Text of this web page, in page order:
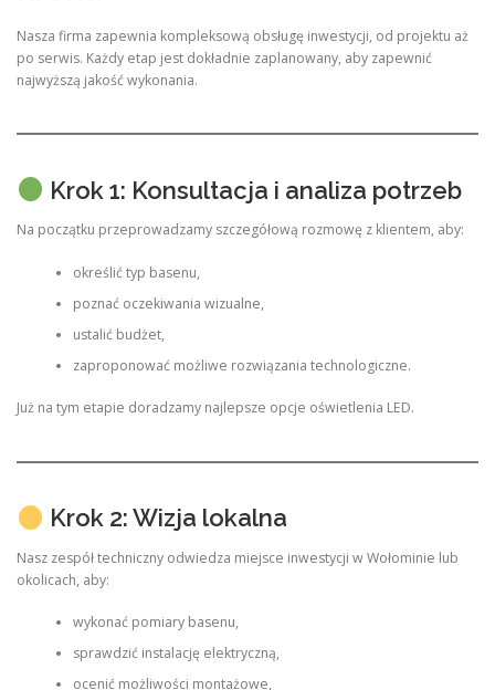
Nasza firma zapewnia kompleksową obsługę inwestycji, od projektu aż
po serwis. Każdy etap jest dokładnie zaplanowany, aby zapewnić
najwyższą jakość wykonania.
Krok 1: Konsultacja i analiza potrzeb
Na początku przeprowadzamy szczegółową rozmowę z klientem, aby:
określić typ basenu,
poznać oczekiwania wizualne,
ustalić budżet,
zaproponować możliwe rozwiązania technologiczne.
Już na tym etapie doradzamy najlepsze opcje oświetlenia LED.
Krok 2: Wizja lokalna
Nasz zespół techniczny odwiedza miejsce inwestycji w Wołominie lub
okolicach, aby:
wykonać pomiary basenu,
sprawdzić instalację elektryczną,
ocenić możliwości montażowe,